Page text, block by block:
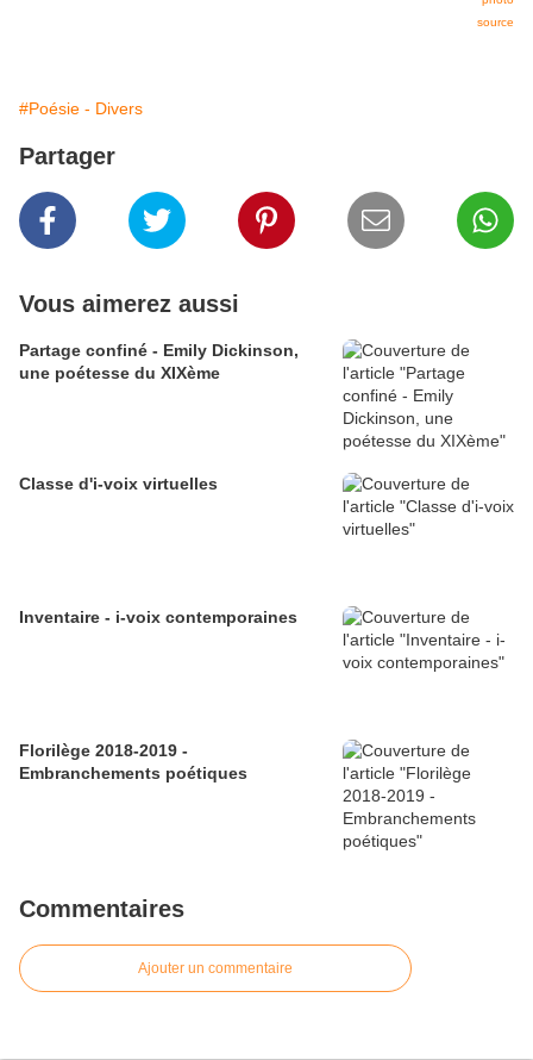
source
#Poésie - Divers
Partager
Vous aimerez aussi
Partage confiné - Emily Dickinson,
une poétesse du XIXème
Classe d'i-voix virtuelles
Inventaire - i-voix contemporaines
Florilège 2018-2019 -
Embranchements poétiques
Commentaires
Ajouter un commentaire